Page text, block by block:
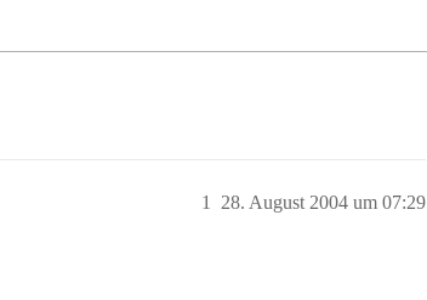
28. August 2004 um 07:29
1